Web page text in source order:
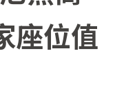
座位值